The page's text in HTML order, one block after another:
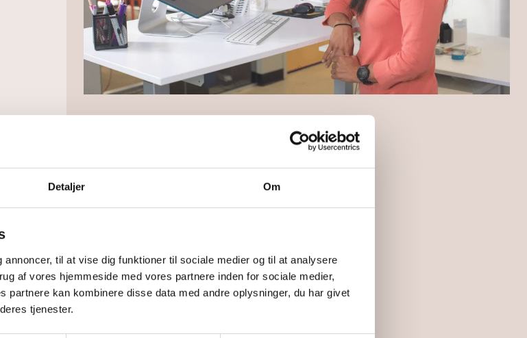
Detaljer Om
til at vise dig funktioner til sociale medier og til at analysere
af vores hjemmeside med vores partnere inden for sociale medier,
partnere kan kombinere disse data med andre oplysninger, du har givet
tjenester.